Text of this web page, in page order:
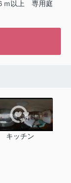
ｍ以上
専用庭
キッチン